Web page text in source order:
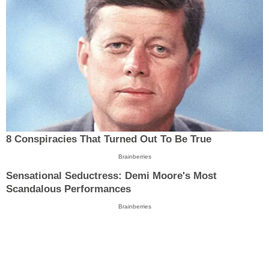
8 Conspiracies That Turned Out To Be True
Brainberries
Sensational Seductress: Demi Moore's Most
Scandalous Performances
Brainberries